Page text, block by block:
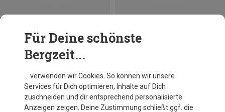
Du sparst 10%
Für Deine schönste
Bergzeit...
… verwenden wir Cookies. So können wir unsere
Services für Dich optimieren, Inhalte auf Dich
zuschneiden und dir entsprechend personalisierte
Anzeigen zeigen. Deine Zustimmung schließt ggf. die